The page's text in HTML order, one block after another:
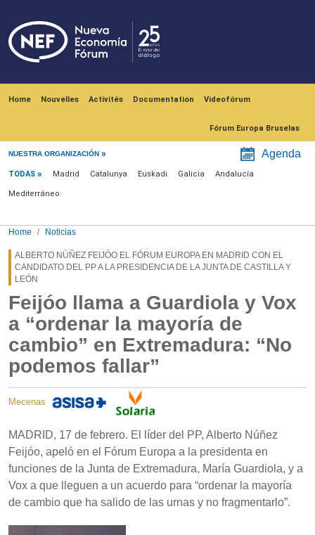
Home Nouvelles Activités Documentation Videofórum
Fórum Europa Bruselas
NUESTRA ORGANIZACIÓN Agenda
Menú noticias
TODAS Madrid Catalunya Euskadi Galicia Andalucía
Mediterráneo
Home Noticias
ALBERTO NÚÑEZ FEIJÓO EL FÓRUM EUROPA EN MADRID CON EL
CANDIDATO DEL PP A LA PRESIDENCIA DE LA JUNTA DE CASTILLA Y
LEÓN
Feijóo llama a Guardiola y Vox
a “ordenar la mayoría de
cambio” en Extremadura: “No
podemos fallar”
Mecenas
MADRID, 17 de febrero. El líder del PP, Alberto Núñez
Feijóo, apeló en el Fórum Europa a la presidenta en
funciones de la Junta de Extremadura, María Guardiola, y a
Vox a que lleguen a un acuerdo para “ordenar la mayoría
de cambio que ha salido de las urnas y no fragmentarlo”.